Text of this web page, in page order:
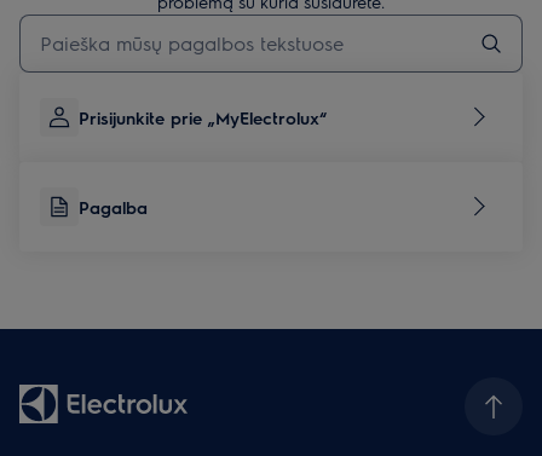
Įveskite tekstą, jei norite ieškoti pagalbinių straipsnių
Prisijunkite prie „MyElectrolux“
Pagalba